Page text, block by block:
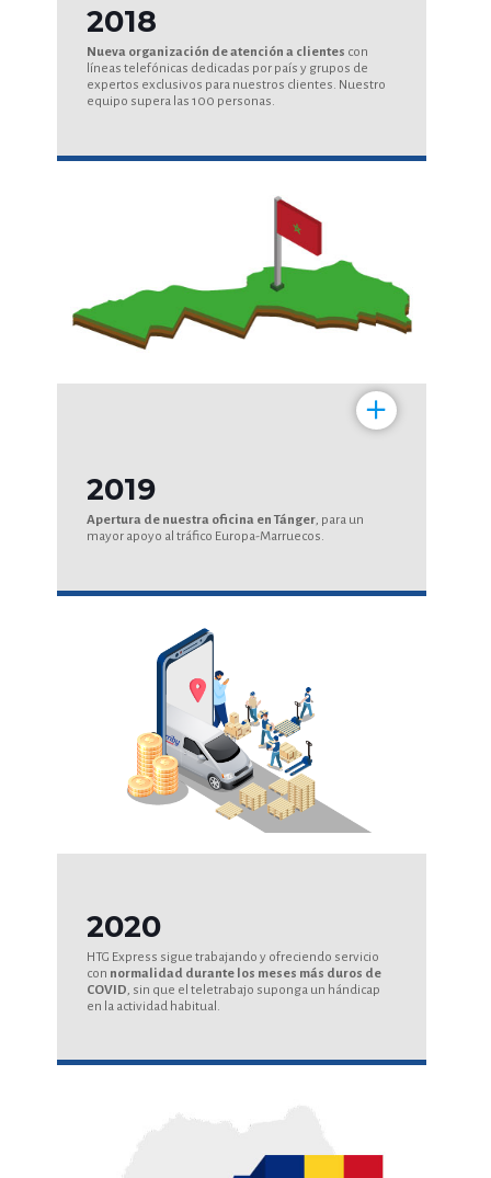
2018
Nueva organización de atención a clientes con
líneas telefónicas dedicadas por país y grupos de
expertos exclusivos para nuestros clientes. Nuestro
equipo supera las 100 personas.
+
2019
Apertura de nuestra oficina en Tánger, para un
mayor apoyo al tráfico Europa-Marruecos.
2020
HTG Express sigue trabajando y ofreciendo servicio
con normalidad durante los meses más duros de
COVID , sin que el teletrabajo suponga un hándicap
en la actividad habitual.